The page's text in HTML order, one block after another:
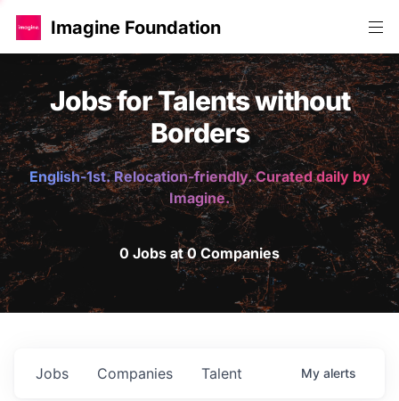
Imagine Foundation
Jobs for Talents without
Borders
English-1st. Relocation-friendly. Curated daily by
Imagine.
0 Jobs at 0 Companies
Jobs Companies Talent My alerts